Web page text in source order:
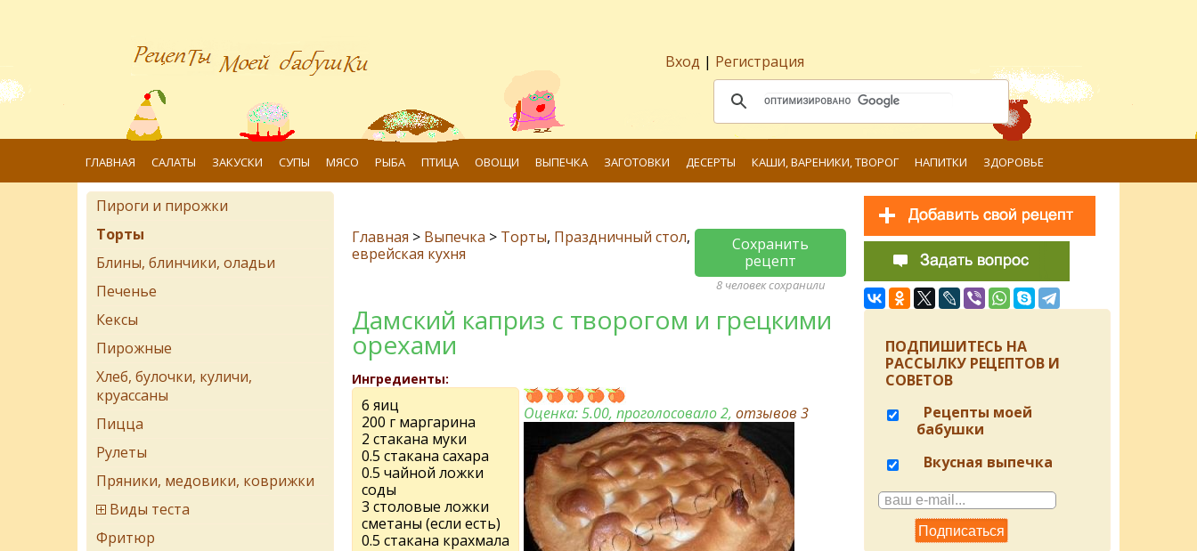
Вход | Регистрация
ГЛАВНАЯ САЛАТЫ ЗАКУСКИ СУПЫ МЯСО РЫБА ПТИЦА ОВОЩИ ВЫПЕЧКА ЗАГОТОВКИ ДЕСЕРТЫ КАШИ, ВАРЕНИКИ, ТВОРОГ НАПИТКИ ЗДОРОВЬЕ
Главная > Выпечка > Торты, Праздничный стол,
еврейская кухня
Сохранить
рецепт
8 человек сохранили
Дамский каприз с творогом и грецкими
орехами
Ингредиенты:
6 яиц
200 г маргарина
2 стакана муки
0.5 стакана сахара
0.5 чайной ложки
соды
3 столовые ложки
сметаны (если есть)
0.5 стакана крахмала
Оценка:5.00, проголосовало 2,отзывов3
Пироги и пирожки
Торты
Блины, блинчики, оладьи
Печенье
Кексы
Пирожные
Хлеб, булочки, куличи,
круассаны
Пицца
Рулеты
Пряники, медовики, коврижки
Виды теста
Фритюр
ПОДПИШИТЕСЬ НА
РАССЫЛКУ РЕЦЕПТОВ И
СОВЕТОВ
Рецепты моей
бабушки
Вкусная выпечка